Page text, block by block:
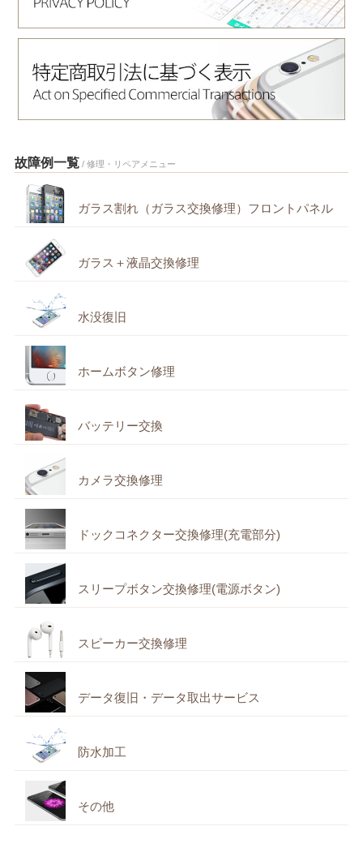
故障例一覧 / 修理・リペアメニュー
ガラス割れ（ガラス交換修理）フロントパネル
ガラス＋液晶交換修理
水没復旧
ホームボタン修理
バッテリー交換
カメラ交換修理
ドックコネクター交換修理(充電部分)
スリープボタン交換修理(電源ボタン)
スピーカー交換修理
データ復旧・データ取出サービス
防水加工
その他